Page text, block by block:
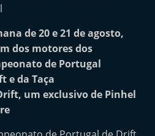
de 20 e 21 de agosto,
dos motores dos
de Portugal
e da Taça
um exclusivo de Pinhel